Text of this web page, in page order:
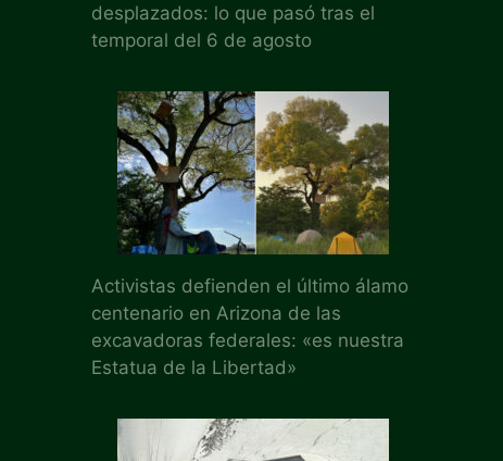
desplazados: lo que pasó tras el
temporal del 6 de agosto
Activistas defienden el último álamo
centenario en Arizona de las
excavadoras federales: «es nuestra
Estatua de la Libertad»